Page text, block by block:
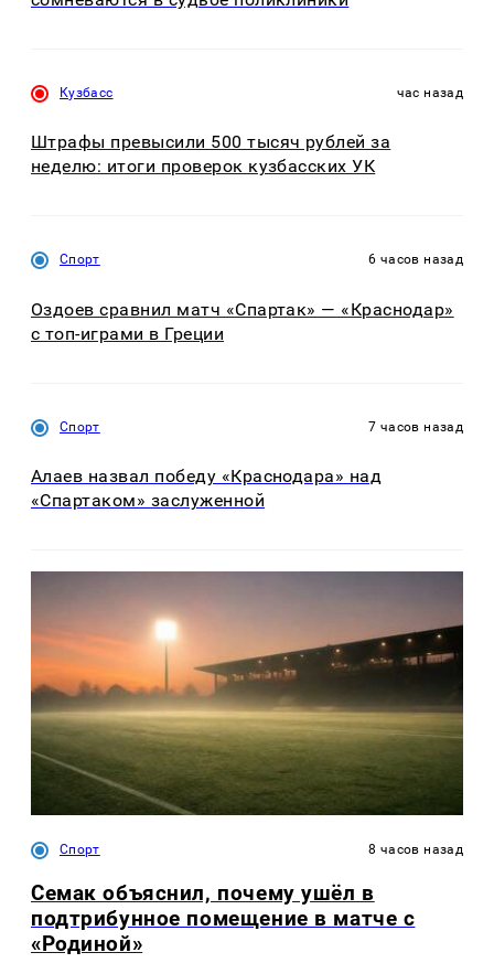
Кузбасс час назад
Штрафы превысили 500 тысяч рублей за
неделю: итоги проверок кузбасских УК
Спорт 6 часов назад
Оздоев сравнил матч «Спартак» — «Краснодар»
с топ-играми в Греции
Спорт 7 часов назад
Алаев назвал победу «Краснодара» над
«Спартаком» заслуженной
Спорт 8 часов назад
Семак объяснил, почему ушёл в
подтрибунное помещение в матче с
«Родиной»